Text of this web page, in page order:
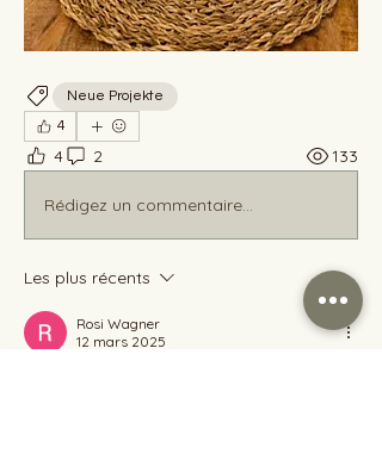
Neue Projekte
4
4 2 133
Rédigez un commentaire...
Les plus récents
Rosi Wagner
12 mars 2025